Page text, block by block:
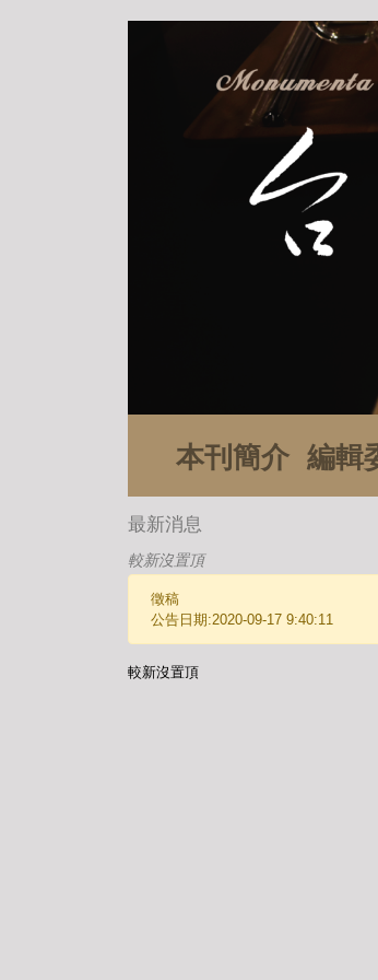
本刊簡介 編輯
最新消息
較新沒置頂
徵稿
公告日期:2020-09-17 9:40:11
較新沒置頂